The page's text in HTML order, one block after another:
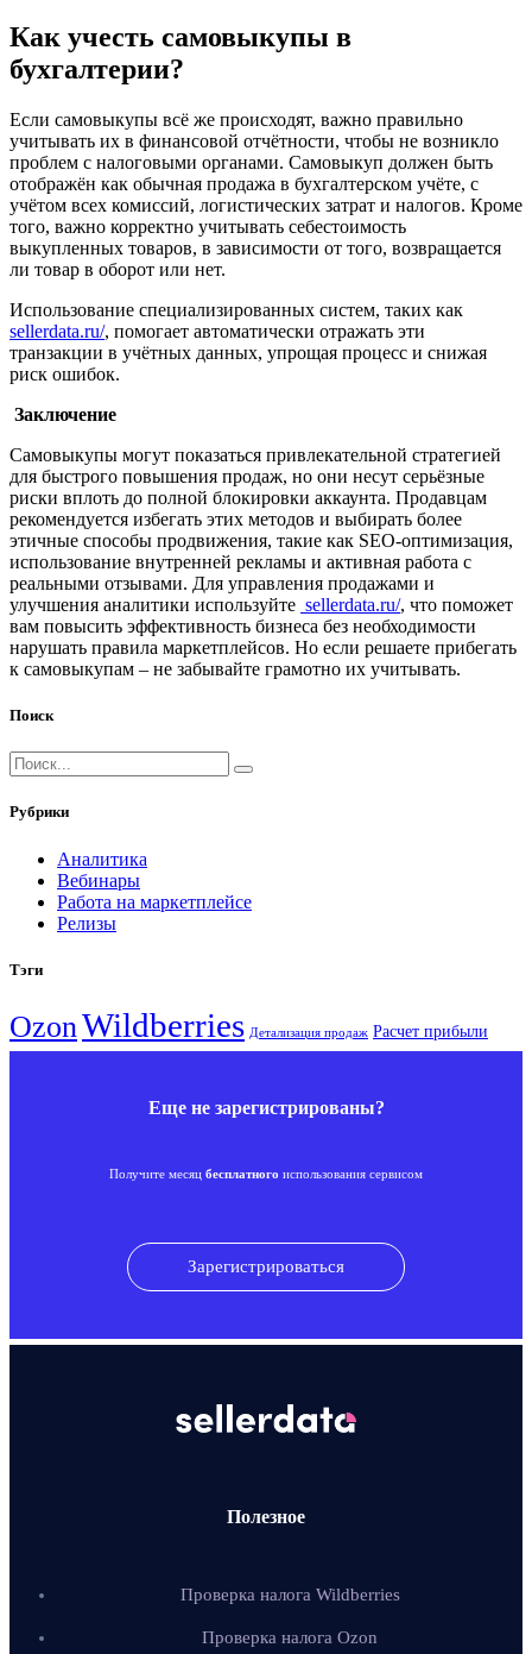
Как учесть самовыкупы в
бухгалтерии?
Если самовыкупы всё же происходят, важно правильно
учитывать их в финансовой отчётности, чтобы не возникло
проблем с налоговыми органами. Самовыкуп должен быть
отображён как обычная продажа в бухгалтерском учёте, с
учётом всех комиссий, логистических затрат и налогов. Кроме
того, важно корректно учитывать себестоимость
выкупленных товаров, в зависимости от того, возвращается
ли товар в оборот или нет.
Использование специализированных систем, таких как
sellerdata.ru/, помогает автоматически отражать эти
транзакции в учётных данных, упрощая процесс и снижая
риск ошибок​.
Заключение
Самовыкупы могут показаться привлекательной стратегией
для быстрого повышения продаж, но они несут серьёзные
риски вплоть до полной блокировки аккаунта. Продавцам
рекомендуется избегать этих методов и выбирать более
этичные способы продвижения, такие как SEO-оптимизация,
использование внутренней рекламы и активная работа с
реальными отзывами. Для управления продажами и
улучшения аналитики используйте sellerdata.ru/, что поможет
вам повысить эффективность бизнеса без необходимости
нарушать правила маркетплейсов. Но если решаете прибегать
к самовыкупам – не забывайте грамотно их учитывать.
Поиск
Рубрики
Аналитика
Вебинары
Работа на маркетплейсе
Релизы
Тэги
OzonWildberries Детализация продаж Расчет прибыли
Еще не зарегистрированы?
Получите месяц бесплатного использования сервисом
Зарегистрироваться
Полезное
Проверка налога Wildberries
Проверка налога Ozon